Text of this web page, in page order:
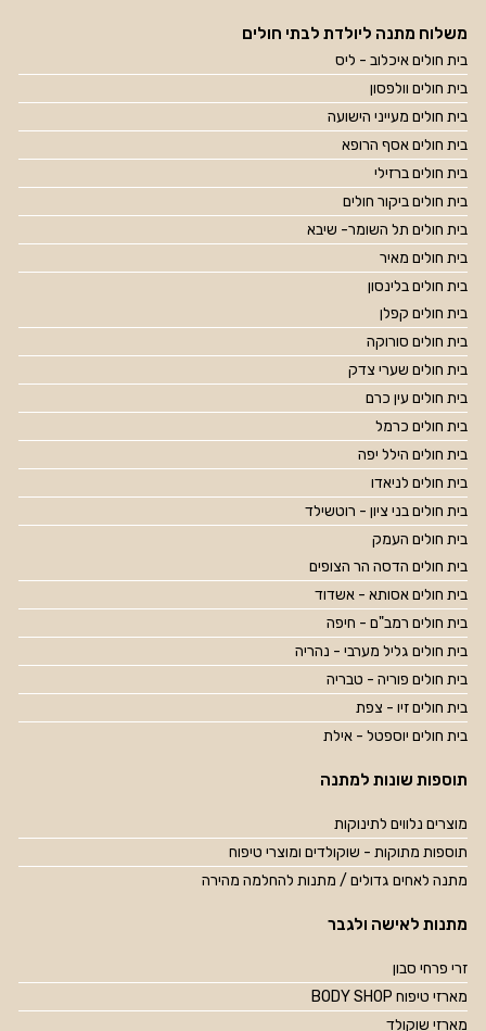
משלוח מתנה ליולדת לבתי חולים
בית חולים איכלוב - ליס
בית חולים וולפסון
בית חולים מעייני הישועה
בית חולים אסף הרופא
בית חולים ברזילי
בית חולים ביקור חולים
בית חולים תל השומר- שיבא
בית חולים מאיר
בית חולים בלינסון
בית חולים קפלן
בית חולים סורוקה
בית חולים שערי צדק
בית חולים עין כרם
בית חולים כרמל
בית חולים הילל יפה
בית חולים לניאדו
בית חולים בני ציון - רוטשילד
בית חולים העמק
בית חולים הדסה הר הצופים
בית חולים אסותא - אשדוד
בית חולים רמב"ם - חיפה
בית חולים גליל מערבי - נהריה
בית חולים פוריה - טבריה
בית חולים זיו - צפת
בית חולים יוספטל - אילת
תוספות שונות למתנה
מוצרים נלווים לתינוקות
תוספות מתוקות - שוקולדים ומוצרי טיפוח
מתנה לאחים גדולים / מתנות להחלמה מהירה
מתנות לאישה ולגבר
זרי פרחי סבון
מארזי טיפוח BODY SHOP
מארזי שוקולד